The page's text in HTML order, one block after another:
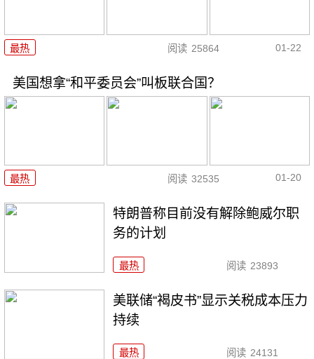
最热 阅读 25864 01-22
美国想拿“和平委员会”叫板联合国？
最热 阅读 32535 01-20
特朗普称目前没有解除鲍威尔职
务的计划
最热 阅读 23893
美联储“褐皮书”显示关税成本压力
持续
最热 阅读 24131